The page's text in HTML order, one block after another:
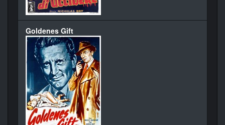
Goldenes Gift